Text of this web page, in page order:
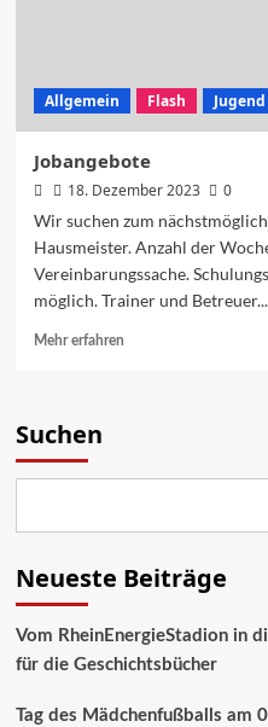
Allgemein Flash Jugend
Jobangebote
18. Dezember 2023
0
Wir suchen zum
Hausmeister. Anzahl der
Vereinbarungssache.
möglich. Trainer und Betreuer...
Mehr erfahren
Suchen
Neueste Beiträge
Vom RheinEnergieStadion in
für die Geschichtsbücher
Tag des Mädchenfußballs am